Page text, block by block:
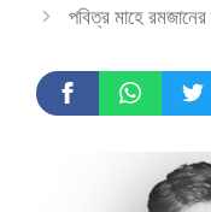
পবিত্র মাহে রমজানের